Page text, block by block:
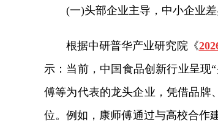
(一)头部企业主导，中小企业差
根据中研普华产业研究院《
示：当前，中国食品创新行业呈现
傅等为代表的龙头企业，凭借品牌
位。例如，康师傅通过与高校合作